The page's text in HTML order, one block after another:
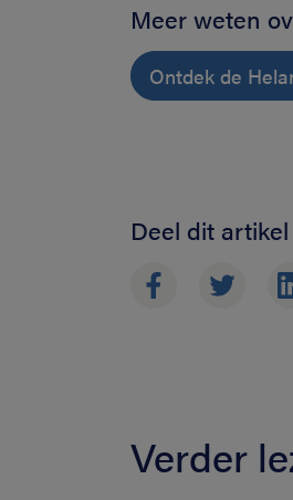
Meer weten
Ontdek de
Deel dit artikel
Verder